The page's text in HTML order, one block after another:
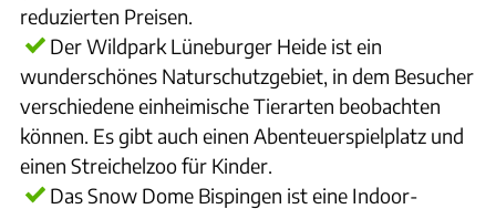
reduzierten Preisen.
Der Wildpark Lüneburger Heide ist ein
wunderschönes Naturschutzgebiet, in dem Besucher
verschiedene einheimische Tierarten beobachten
können. Es gibt auch einen Abenteuerspielplatz und
einen Streichelzoo für Kinder.
Das Snow Dome Bispingen ist eine Indoor-